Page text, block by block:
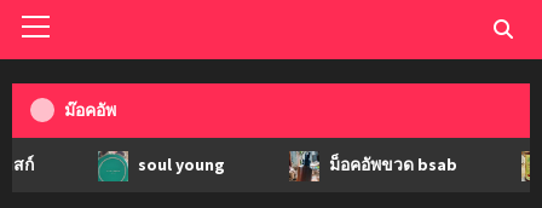
ม๊อคอัพ
soul young ม็อคอัพขวด bsab ม็อค